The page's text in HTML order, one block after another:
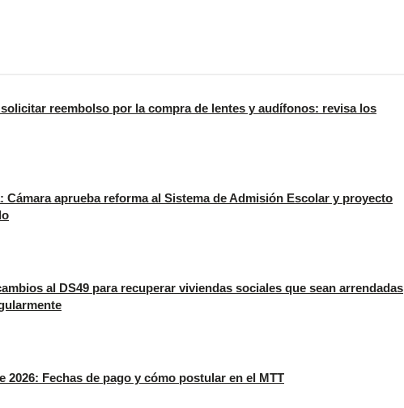
reembolso por la compra de lentes y audífonos: revisa los
Cámara aprueba reforma al Sistema de Admisión Escolar y proyecto
al DS49 para recuperar viviendas sociales que sean arrendadas
2026: Fechas de pago y cómo postular en el MTT